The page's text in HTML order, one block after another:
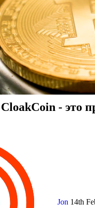
- это
Jon 14th